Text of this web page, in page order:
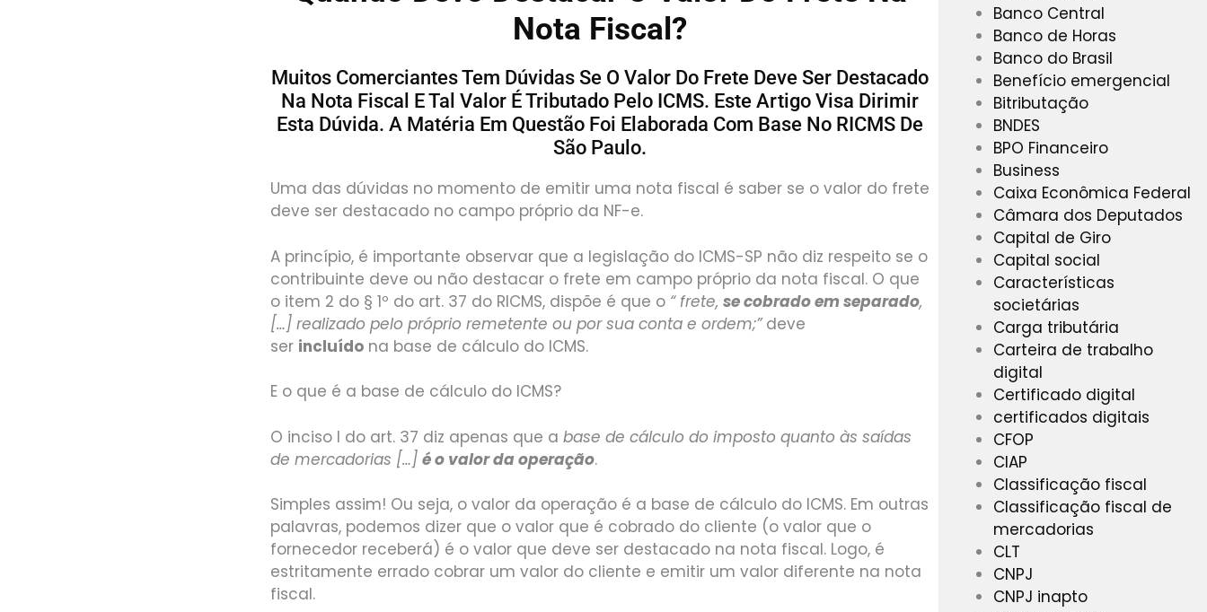
Nota Fiscal?
Muitos Comerciantes Tem Dúvidas Se O Valor Do Frete Deve Ser Destacado
Na Nota Fiscal E Tal Valor É Tributado Pelo ICMS. Este Artigo Visa Dirimir
Esta Dúvida. A Matéria Em Questão Foi Elaborada Com Base No RICMS De
São Paulo.
Uma das dúvidas no momento de emitir uma nota fiscal é saber se o valor do frete
deve ser destacado no campo próprio da NF-e.
A princípio, é importante observar que a legislação do ICMS-SP não diz respeito se o
contribuinte deve ou não destacar o frete em campo próprio da nota fiscal. O que
o item 2 do § 1º do art. 37 do RICMS, dispõe é que o “ frete,se cobrado em separado,
[…] realizado pelo próprio remetente ou por sua conta e ordem;”deve
ser incluído na base de cálculo do ICMS.
E o que é a base de cálculo do ICMS?
O inciso I do art. 37 diz apenas que abase de cálculo do imposto quanto às saídas
de mercadorias […]é o valor da operação.
Simples assim! Ou seja, o valor da operação é a base de cálculo do ICMS. Em outras
palavras, podemos dizer que o valor que é cobrado do cliente (o valor que o
fornecedor receberá) é o valor que deve ser destacado na nota fiscal. Logo, é
estritamente errado cobrar um valor do cliente e emitir um valor diferente na nota
fiscal.
Banco Central
Banco de Horas
Banco do Brasil
Benefício emergencial
Bitributação
BNDES
BPO Financeiro
Business
Caixa Econômica Federal
Câmara dos Deputados
Capital de Giro
Capital social
Características
societárias
Carga tributária
Carteira de trabalho
digital
Certificado digital
certificados digitais
CFOP
CIAP
Classificação fiscal
Classificação fiscal de
mercadorias
CLT
CNPJ
CNPJ inapto